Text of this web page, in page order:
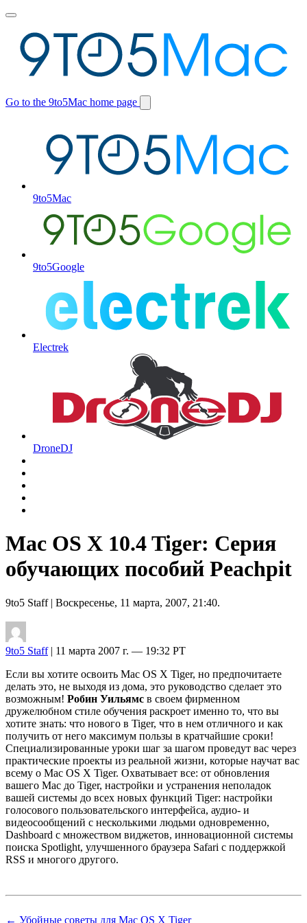
Toggle
menu
Go to the 9to5Mac home page
Switch
9to5Mac
9to5Google
Electrek
DroneDJ
Mac OS X 10.4 Tiger: Серия
обучающих пособий Peachpit
9to5 Staff| Воскресенье, 11 марта, 2007, 21:40.
9to5 Staff| 11 марта 2007 г. — 19:32 PT
Если вы хотите освоить Mac OS X Tiger, но предпочитаете
делать это, не выходя из дома, это руководство сделает это
возможным! Робин Уильямс в своем фирменном
дружелюбном стиле обучения раскроет именно то, что вы
хотите знать: что нового в Tiger, что в нем отличного и как
получить от него максимум пользы в кратчайшие сроки!
Специализированные уроки шаг за шагом проведут вас через
практические проекты из реальной жизни, которые научат вас
всему о Mac OS X Tiger. Охватывает все: от обновления
вашего Mac до Tiger, настройки и устранения неполадок
вашей системы до всех новых функций Tiger: настройки
голосового пользовательского интерфейса, аудио- и
видеосообщений с несколькими людьми одновременно,
Dashboard с множеством виджетов, инновационной системы
поиска Spotlight, улучшенного браузера Safari с поддержкой
RSS и многого другого.
← Убойные советы для Mac OS X Tiger